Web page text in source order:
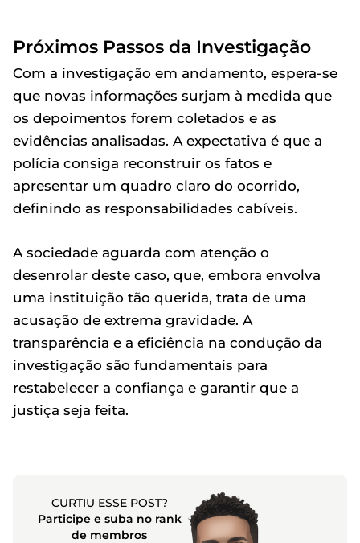
Próximos Passos da Investigação
Com a investigação em andamento, espera-se
que novas informações surjam à medida que
os depoimentos forem coletados e as
evidências analisadas. A expectativa é que a
polícia consiga reconstruir os fatos e
apresentar um quadro claro do ocorrido,
definindo as responsabilidades cabíveis.
A sociedade aguarda com atenção o
desenrolar deste caso, que, embora envolva
uma instituição tão querida, trata de uma
acusação de extrema gravidade. A
transparência e a eficiência na condução da
investigação são fundamentais para
restabelecer a confiança e garantir que a
justiça seja feita.
CURTIU ESSE POST?
Participe e suba no rank
de membros